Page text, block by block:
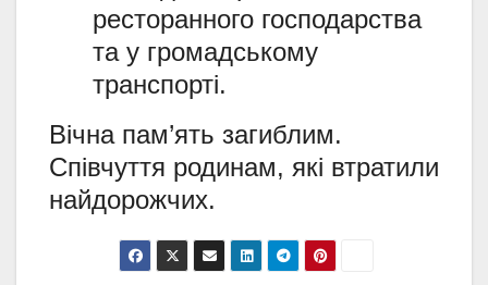
ресторанного господарства
та у громадському
транспорті.
Вічна пам’ять загиблим.
Співчуття родинам, які втратили
найдорожчих.